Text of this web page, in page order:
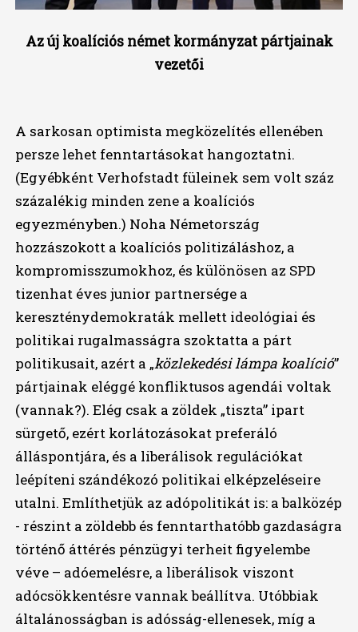
Az új koalíciós német kormányzat pártjainak
vezetői
A sarkosan optimista megközelítés ellenében
persze lehet fenntartásokat hangoztatni.
(Egyébként Verhofstadt füleinek sem volt száz
százalékig minden zene a koalíciós
egyezményben.) Noha Németország
hozzászokott a koalíciós politizáláshoz, a
kompromisszumokhoz, és különösen az SPD
tizenhat éves junior partnersége a
kereszténydemokraták mellett ideológiai és
politikai rugalmasságra szoktatta a párt
politikusait, azért a „közlekedési lámpa koalíció”
pártjainak eléggé konfliktusos agendái voltak
(vannak?). Elég csak a zöldek „tiszta” ipart
sürgető, ezért korlátozásokat preferáló
álláspontjára, és a liberálisok regulációkat
leépíteni szándékozó politikai elképzeléseire
utalni. Említhetjük az adópolitikát is: a balközép
- részint a zöldebb és fenntarthatóbb gazdaságra
történő áttérés pénzügyi terheit figyelembe
véve – adóemelésre, a liberálisok viszont
adócsökkentésre vannak beállítva. Utóbbiak
általánosságban is adósság-ellenesek, míg a